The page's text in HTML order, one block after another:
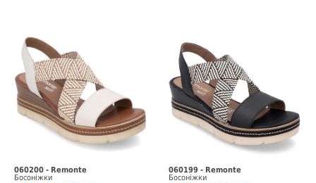
060200 - Remonte
Босоніжки
060199 - Remonte
Босоніжки